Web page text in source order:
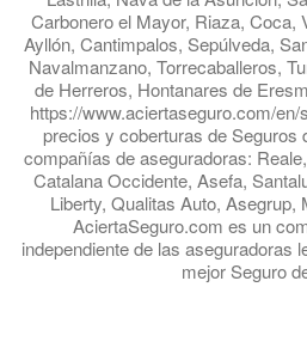
Carbonero el Mayor, Riaza, Coca,
Ayllón, Cantimpalos, Sepúlveda,
Navalmanzano, Torrecaballeros,
de Herreros, Hontanares de
https://www.aciertaseguro.com/
precios y coberturas de Seguros
compañías de aseguradoras:
Catalana Occidente, Asefa,
Liberty, Qualitas Auto, Asegrup,
AciertaSeguro.com es un
independiente de las aseguradoras
mejor Seguro